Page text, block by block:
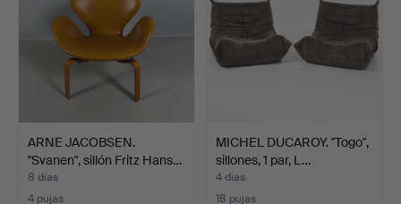
ARNE JACOBSEN.
"Svanen", sillón Fritz Hans…
8 días
4 pujas
MICHEL DUCAROY. "Togo",
sillones, 1 par, L…
4 días
18 pujas